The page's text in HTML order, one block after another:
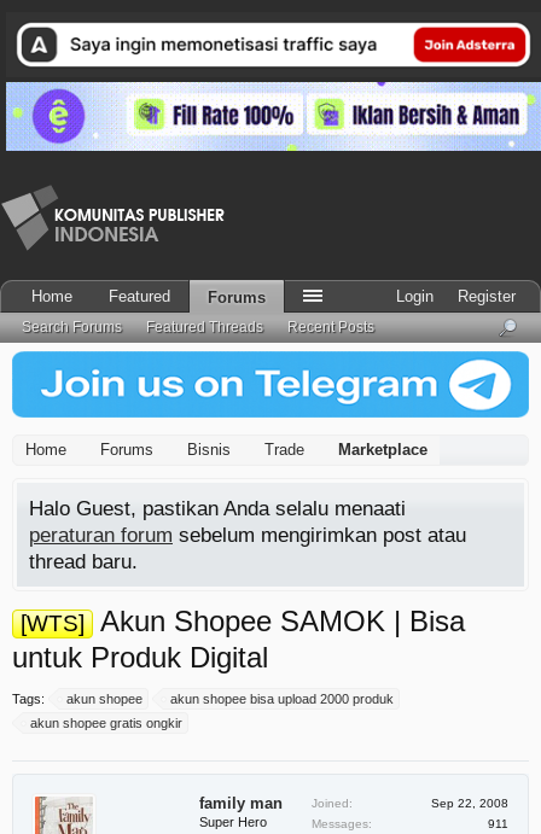
Home Forums Bisnis Trade Marketplace
Halo Guest, pastikan Anda selalu menaati
peraturan forum sebelum mengirimkan post atau
thread baru.
[WTS]
Akun Shopee SAMOK | Bisa
untuk Produk Digital
Tags: akun shopee
akun shopee bisa upload 2000 produk
akun shopee gratis ongkir
family man
Super Hero
Joined:
Sep 22, 2008
Messages:
911
Home Featured Forums
Search Forums Featured Threads Recent Posts
Login Register